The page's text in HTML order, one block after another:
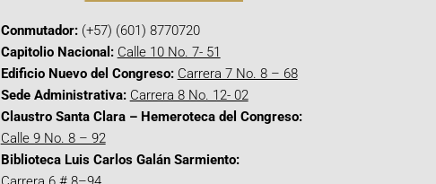
Conmutador:(+57) (601) 8770720
Capitolio Nacional: Calle 10 No. 7- 51
Edificio Nuevo del Congreso: Carrera 7 No. 8 – 68
Sede Administrativa: Carrera 8 No. 12- 02
Claustro Santa Clara – Hemeroteca del Congreso:
Calle 9 No. 8 – 92
Biblioteca Luis Carlos Galán Sarmiento: